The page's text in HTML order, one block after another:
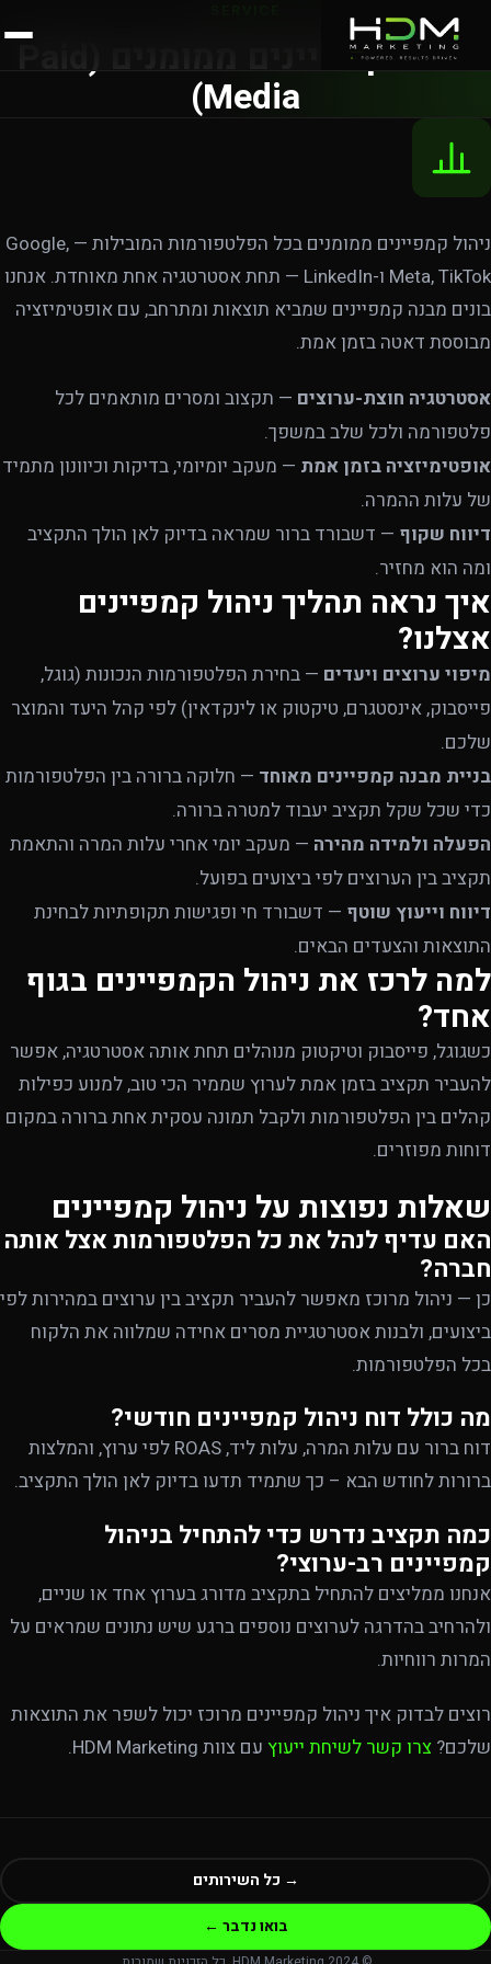
Media)
ניהול קמפיינים ממומנים בכל הפלטפורמות המובילות — Google,
Meta, TikTok ו-LinkedIn — תחת אסטרטגיה אחת מאוחדת. אנחנו
בונים מבנה קמפיינים שמביא תוצאות ומתרחב, עם אופטימיזציה
מבוססת דאטה בזמן אמת.
אסטרטגיה חוצת-ערוצים — תקצוב ומסרים מותאמים לכל
פלטפורמה ולכל שלב במשפך.
אופטימיזציה בזמן אמת — מעקב יומיומי, בדיקות וכיוונון מתמיד
של עלות ההמרה.
דיווח שקוף — דשבורד ברור שמראה בדיוק לאן הולך התקציב
ומה הוא מחזיר.
איך נראה תהליך ניהול קמפיינים
אצלנו?
מיפוי ערוצים ויעדים — בחירת הפלטפורמות הנכונות (גוגל,
פייסבוק, אינסטגרם, טיקטוק או לינקדאין) לפי קהל היעד והמוצר
שלכם.
בניית מבנה קמפיינים מאוחד — חלוקה ברורה בין הפלטפורמות
כדי שכל שקל תקציב יעבוד למטרה ברורה.
הפעלה ולמידה מהירה — מעקב יומי אחרי עלות המרה והתאמת
תקציב בין הערוצים לפי ביצועים בפועל.
דיווח וייעוץ שוטף — דשבורד חי ופגישות תקופתיות לבחינת
התוצאות והצעדים הבאים.
למה לרכז את ניהול הקמפיינים בגוף
אחד?
כשגוגל, פייסבוק וטיקטוק מנוהלים תחת אותה אסטרטגיה, אפשר
להעביר תקציב בזמן אמת לערוץ שממיר הכי טוב, למנוע כפילות
קהלים בין הפלטפורמות ולקבל תמונה עסקית אחת ברורה במקום
דוחות מפוזרים.
שאלות נפוצות על ניהול קמפיינים
האם עדיף לנהל את כל הפלטפורמות אצל אותה
חברה?
כן — ניהול מרוכז מאפשר להעביר תקציב בין ערוצים במהירות לפי
ביצועים, ולבנות אסטרטגיית מסרים אחידה שמלווה את הלקוח
בכל הפלטפורמות.
מה כולל דוח ניהול קמפיינים חודשי?
דוח ברור עם עלות המרה, עלות ליד, ROAS לפי ערוץ, והמלצות
ברורות לחודש הבא – כך שתמיד תדעו בדיוק לאן הולך התקציב.
כמה תקציב נדרש כדי להתחיל בניהול
קמפיינים רב-ערוצי?
אנחנו ממליצים להתחיל בתקציב מדורג בערוץ אחד או שניים,
ולהרחיב בהדרגה לערוצים נוספים ברגע שיש נתונים שמראים על
המרות רווחיות.
רוצים לבדוק איך ניהול קמפיינים מרוכז יכול לשפר את התוצאות
שלכם? צרו קשר לשיחת ייעוץ עם צוות HDM Marketing.
→ כל השירותים
בואו נדבר ←